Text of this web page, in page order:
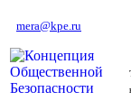
mera@kpe.ru